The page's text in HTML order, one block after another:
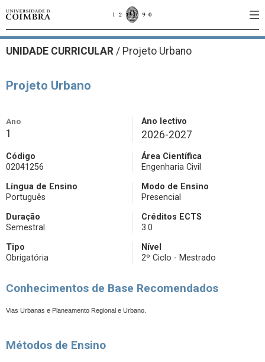
UNIDADE CURRICULAR / Projeto Urbano
Projeto Urbano
Ano
1
Ano lectivo
2026-2027
Código
02041256
Área Científica
Engenharia Civil
Língua de Ensino
Português
Modo de Ensino
Presencial
Duração
Semestral
Créditos ECTS
3.0
Tipo
Obrigatória
Nível
2º Ciclo - Mestrado
Conhecimentos de Base Recomendados
Vias Urbanas e Planeamento Regional e Urbano.
Métodos de Ensino